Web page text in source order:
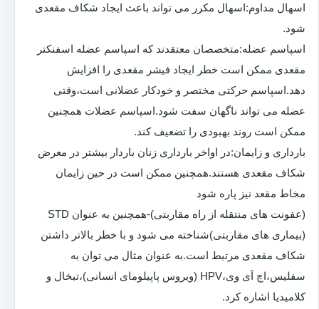
اسهال مداوم:اسهال مکرر می تواند باعث ایجاد شکاف مقعدی
شود.
اسپاسم عضله:متخصصان معتقدند که اسپاسم عضله اسفنکتر
مقعدی ممکن است خطر ایجاد فیشر مقعدی را افزایش
دهد.اسپاسم حرکتی مختصر و خودکار عضلانی است،وقتی
عضله می تواند ناگهان سفت شود.اسپاسم عضلات همچنین
ممکن است روند بهبودی را تضعیف کند.
بارداری و زایمان:در اواخر بارداری زنان باردار بیشتر در معرض
شکاف مقعدی هستند.همچنین ممکن است در حین زایمان
مخاط مقعد نیز پاره شود
(عفونت های منتقله از راه مقاربتی)-همچنین به عنوان STD
(بیماری های مقاربتی)شناخته می شود و با خطر بالاتر داشتن
شکاف مقعدی مرتبط است.به عنوان مثال می توان به
سفلیس،اچ آی وی،HPV (ویروس پاپیلومای انسانی)،تبخال و
کلامیدیا اشاره کرد.